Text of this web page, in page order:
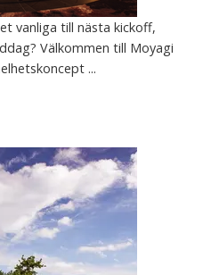
vanliga till nästa kickoff,
Välkommen till Moyagi
...